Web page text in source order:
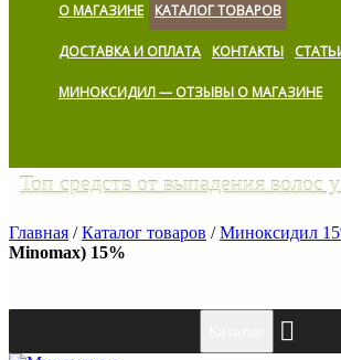
О МАГАЗИНЕ КАТАЛОГ ТОВАРОВ
ДОСТАВКА И ОПЛАТА КОНТАКТЫ
МИНОКСИДИЛ — ОТЗЫВЫ О МАГАЗИНЕ
Топ средств от выпадения
Главная /Каталог товаров /Миноксидил
Minomax) 15%